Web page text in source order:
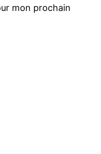
mon prochain